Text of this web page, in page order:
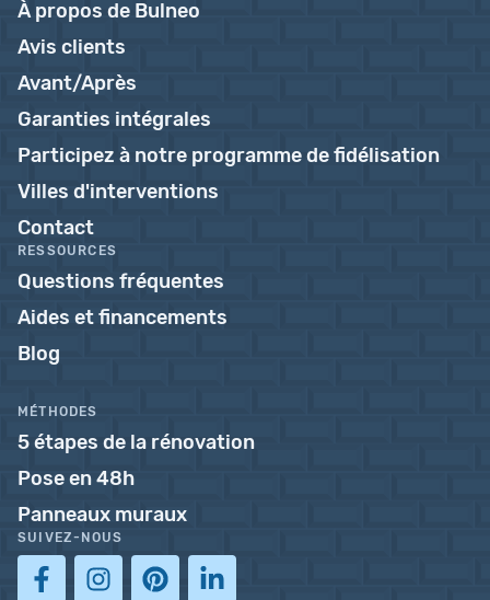
À propos de Bulneo
Avis clients
Avant/Après
Garanties intégrales
Participez à notre programme de fidélisation
Villes d'interventions
Contact
RESSOURCES
Questions fréquentes
Aides et financements
Blog
MÉTHODES
5 étapes de la rénovation
Pose en 48h
Panneaux muraux
SUIVEZ-NOUS